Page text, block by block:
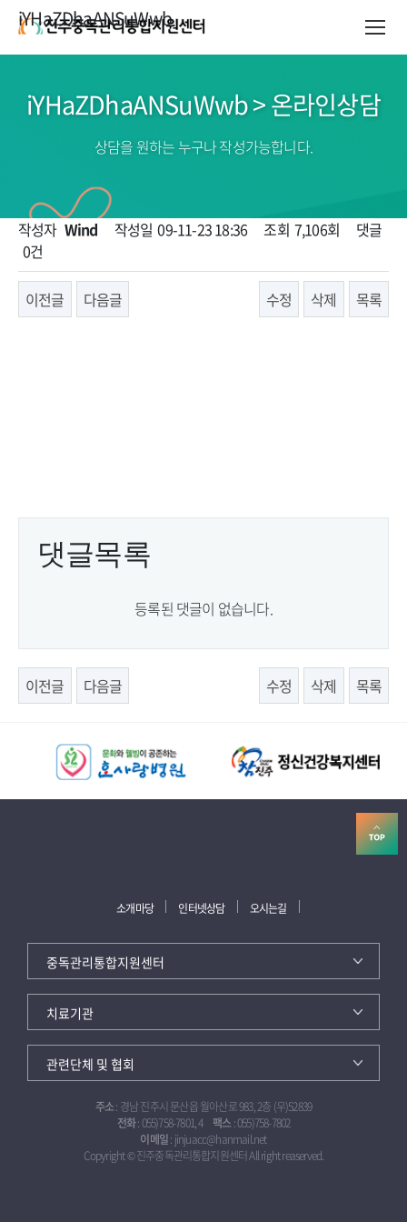
iYHaZDhaANSuWwb > 온라인상담
상담을 원하는 누구나 작성가능합니다.
iYHaZDhaANSuWwb
페이지 정보
작성자 Wind 작성일 09-11-23 18:36 조회 7,106회
댓글
0건
이전글 다음글 수정 삭제 목록
댓글목록
등록된 댓글이 없습니다.
이전글 다음글 수정 삭제 목록
소개마당 인터넷상담 오시는길
주소: 경남 진주시 문산읍 월아산로 983, 2층 (우)52839
전화: 055)758-7801, 4 팩스 : 055)758-7802
이메일: jinjuacc@hanmail.net
Copyright © 진주중독관리통합지원센터 All right reaserved.